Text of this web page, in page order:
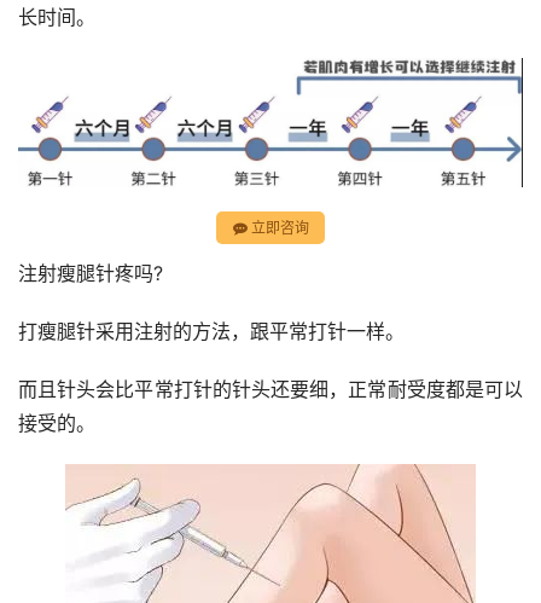
长时间。
立即咨询
注射瘦腿针疼吗?
打瘦腿针采用注射的方法，跟平常打针一样。
而且针头会比平常打针的针头还要细，正常耐受度都是可以
接受的。